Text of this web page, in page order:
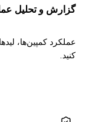
گزارش و تحلیل
عملکرد کمپین‌ها،
کنید.